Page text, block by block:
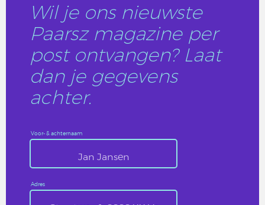
Wil je ons nieuwste
Paarsz magazine per
post ontvangen? Laat
dan je gegevens
achter.
Voor- & achternaam
Adres